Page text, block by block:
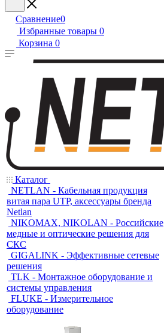
Сравнение0
Избранные товары 0
Корзина 0
Каталог
NETLAN - Кабельная продукция
витая пара UTP, аксессуары бренда
Netlan
NIKOMAX, NIKOLAN - Российские
медные и оптические решения для
СКС
GIGALINK - Эффективные сетевые
решения
TLK - Монтажное оборудование и
системы управления
FLUKE - Измерительное
оборудование